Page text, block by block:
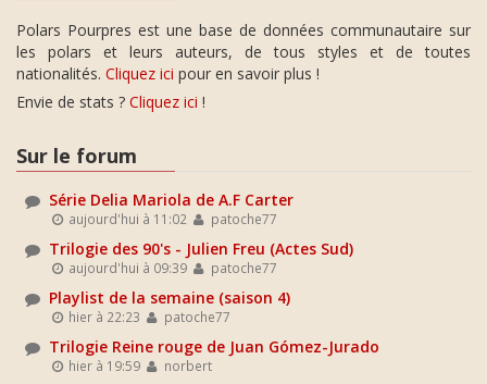
Polars Pourpres est une base de données communautaire sur
les polars et leurs auteurs, de tous styles et de toutes
nationalités. Cliquez ici pour en savoir plus !
Envie de stats ? Cliquez ici !
Sur le forum
Série Delia Mariola de A.F Carter
aujourd'hui à 11:02 patoche77
Trilogie des 90's - Julien Freu (Actes Sud)
aujourd'hui à 09:39 patoche77
Playlist de la semaine (saison 4)
hier à 22:23 patoche77
Trilogie Reine rouge de Juan Gómez-Jurado
hier à 19:59 norbert